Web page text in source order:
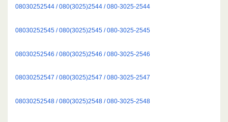
08030252544 / 080(3025)2544 / 080-3025-2544
08030252545 / 080(3025)2545 / 080-3025-2545
08030252546 / 080(3025)2546 / 080-3025-2546
08030252547 / 080(3025)2547 / 080-3025-2547
08030252548 / 080(3025)2548 / 080-3025-2548